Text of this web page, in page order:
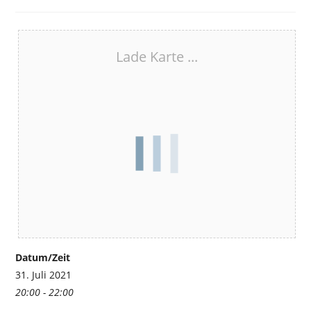
Lade Karte ...
Datum/Zeit
31. Juli 2021
20:00 - 22:00